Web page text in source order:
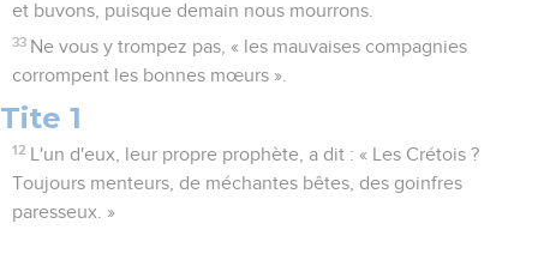
et buvons, puisque demain nous mourrons.
33 Ne vous y trompez pas, « les mauvaises compagnies
corrompent les bonnes mœurs ».
Tite 1
12
L'un d'eux, leur propre prophète, a dit : « Les Crétois ?
Toujours menteurs, de méchantes bêtes, des goinfres
paresseux. »